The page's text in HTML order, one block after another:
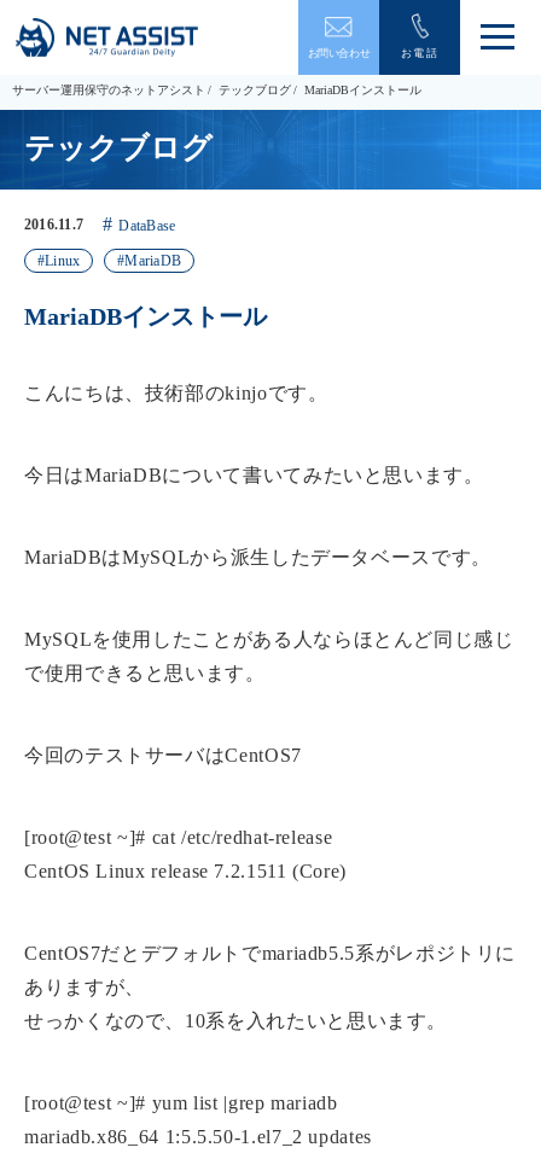
お問い合わせ お電話
メ
ー
サーバー運用保守のネットアシスト テックブログ MariaDBインストール
テックブログ
2016.11.7 DataBase
Linux MariaDB
MariaDBインストール
こんにちは、技術部のkinjoです。
今日はMariaDBについて書いてみたいと思います。
MariaDBはMySQLから派生したデータベースです。
MySQLを使用したことがある人ならほとんど同じ感じ
で使用できると思います。
今回のテストサーバはCentOS7
[root@test ~]# cat /etc/redhat-release
CentOS Linux release 7.2.1511 (Core)
CentOS7だとデフォルトでmariadb5.5系がレポジトリに
ありますが、
せっかくなので、10系を入れたいと思います。
[root@test ~]# yum list |grep mariadb
mariadb.x86_64 1:5.5.50-1.el7_2 updates